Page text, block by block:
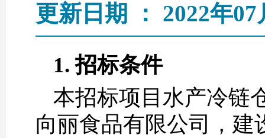
更新日期 ： 2022年07
1. 招标条件
本招标项目水产冷链
向丽食品有限公司，建